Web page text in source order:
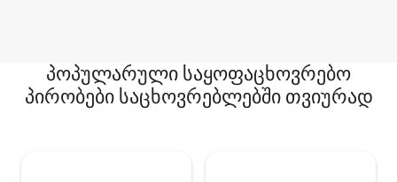
პოპულარული საყოფაცხოვრებო
პირობები საცხოვრებლებში თვიურად